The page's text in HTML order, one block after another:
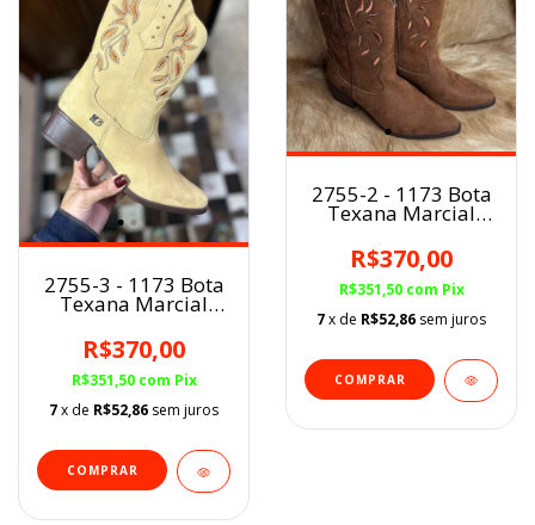
2755-3 - 1173 Bota
Texana Marcial
BF
R$370,00
R$351,50 com Pix
7x de R$52,86 sem juros
COMPRAR
2755-2 - 1173 Bota
Texana Marcial
Marron/Caramelo
BF
R$370,00
R$351,50 com Pix
7x de R$52,86 sem juros
COMPRAR